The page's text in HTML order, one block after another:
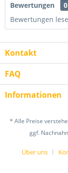
Bewertungen
0
Bewertungen
Kontakt
FAQ
Informationen
* Alle Preise
ggf.
Über uns